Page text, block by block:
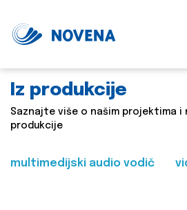
Iz produkcije
Saznajte više o našim projektima i
produkcije
multimedijski audio vodič